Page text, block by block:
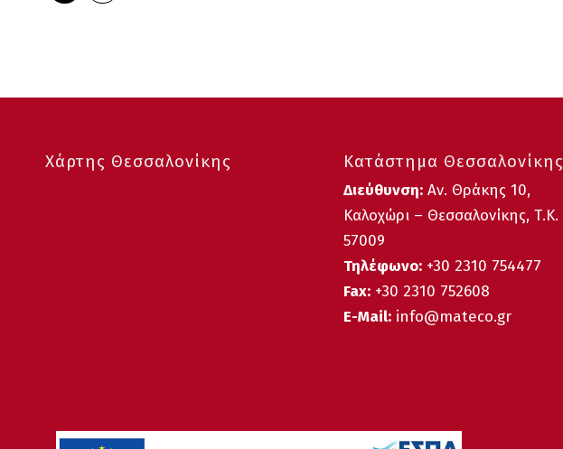
Χάρτης Θεσσαλονίκης Κατάστημα Θεσσαλονίκης
Διεύθυνση:Αν. Θράκης 10,
Καλοχώρι – Θεσσαλονίκης, Τ.Κ.
57009
Τηλέφωνο:+30 2310 754477
Fax:+30 2310 752608
E-Mail:info@mateco.gr